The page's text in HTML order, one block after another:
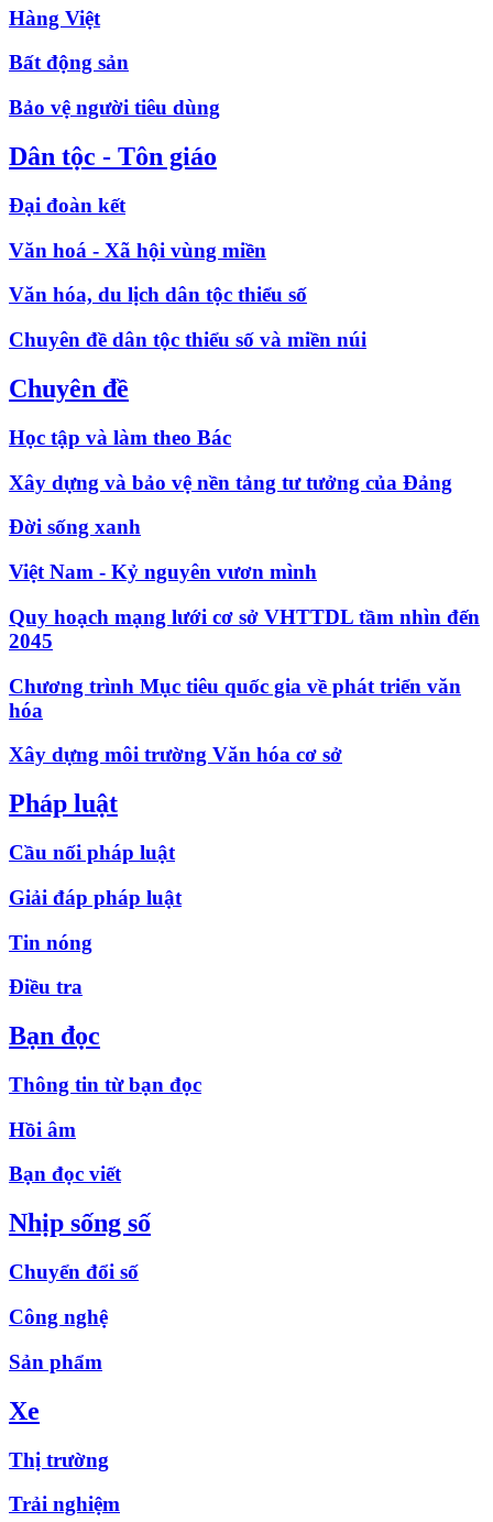
Hàng Việt
Bất động sản
Bảo vệ người tiêu dùng
Dân tộc - Tôn giáo
Đại đoàn kết
Văn hoá - Xã hội vùng miền
Văn hóa, du lịch dân tộc thiểu số
Chuyên đề dân tộc thiểu số và miền núi
Chuyên đề
Học tập và làm theo Bác
Xây dựng và bảo vệ nền tảng tư tưởng của Đảng
Đời sống xanh
Việt Nam - Kỷ nguyên vươn mình
Quy hoạch mạng lưới cơ sở VHTTDL tầm nhìn đến
2045
Chương trình Mục tiêu quốc gia về phát triển văn
hóa
Xây dựng môi trường Văn hóa cơ sở
Pháp luật
Cầu nối pháp luật
Giải đáp pháp luật
Tin nóng
Điều tra
Bạn đọc
Thông tin từ bạn đọc
Hồi âm
Bạn đọc viết
Nhịp sống số
Chuyển đổi số
Công nghệ
Sản phẩm
Xe
Thị trường
Trải nghiệm